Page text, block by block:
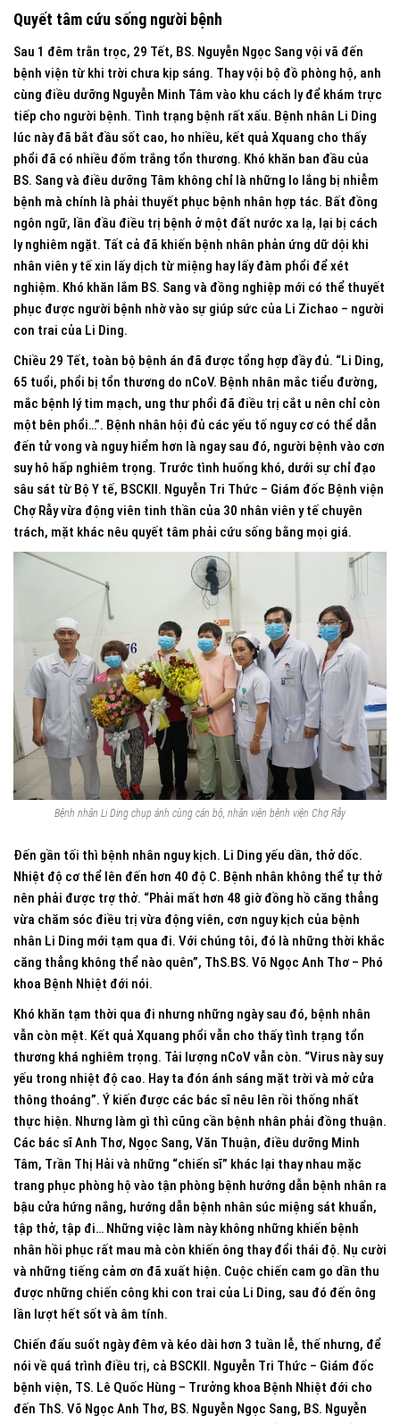
Quyết tâm cứu sống người bệnh
Sau 1 đêm trằn trọc, 29 Tết, BS. Nguyễn Ngọc Sang vội vã đến
bệnh viện từ khi trời chưa kịp sáng. Thay vội bộ đồ phòng hộ, anh
cùng điều dưỡng Nguyễn Minh Tâm vào khu cách ly để khám trực
tiếp cho người bệnh. Tình trạng bệnh rất xấu. Bệnh nhân Li Ding
lúc này đã bắt đầu sốt cao, ho nhiều, kết quả Xquang cho thấy
phổi đã có nhiều đốm trắng tổn thương. Khó khăn ban đầu của
BS. Sang và điều dưỡng Tâm không chỉ là những lo lắng bị nhiễm
bệnh mà chính là phải thuyết phục bệnh nhân hợp tác. Bất đồng
ngôn ngữ, lần đầu điều trị bệnh ở một đất nước xa lạ, lại bị cách
ly nghiêm ngặt. Tất cả đã khiến bệnh nhân phản ứng dữ dội khi
nhân viên y tế xin lấy dịch từ miệng hay lấy đàm phổi để xét
nghiệm. Khó khăn lắm BS. Sang và đồng nghiệp mới có thể thuyết
phục được người bệnh nhờ vào sự giúp sức của Li Zichao – người
con trai của Li Ding.
Chiều 29 Tết, toàn bộ bệnh án đã được tổng hợp đầy đủ. “Li Ding,
65 tuổi, phổi bị tổn thương do nCoV. Bệnh nhân mắc tiểu đường,
mắc bệnh lý tim mạch, ung thư phổi đã điều trị cắt u nên chỉ còn
một bên phổi…”. Bệnh nhân hội đủ các yếu tố nguy cơ có thể dẫn
đến tử vong và nguy hiểm hơn là ngay sau đó, người bệnh vào cơn
suy hô hấp nghiêm trọng. Trước tình huống khó, dưới sự chỉ đạo
sâu sát từ Bộ Y tế, BSCKII. Nguyễn Tri Thức – Giám đốc Bệnh viện
Chợ Rẫy vừa động viên tinh thần của 30 nhân viên y tế chuyên
trách, mặt khác nêu quyết tâm phải cứu sống bằng mọi giá.
Bệnh nhân Li Ding chụp ảnh cùng cán bộ, nhân viên bệnh viện Chợ Rẫy
Đến gần tối thì bệnh nhân nguy kịch. Li Ding yếu dần, thở dốc.
Nhiệt độ cơ thể lên đến hơn 40 độ C. Bệnh nhân không thể tự thở
nên phải được trợ thở. “Phải mất hơn 48 giờ đồng hồ căng thẳng
vừa chăm sóc điều trị vừa động viên, cơn nguy kịch của bệnh
nhân Li Ding mới tạm qua đi. Với chúng tôi, đó là những thời khắc
căng thẳng không thể nào quên”, ThS.BS. Võ Ngọc Anh Thơ – Phó
khoa Bệnh Nhiệt đới nói.
Khó khăn tạm thời qua đi nhưng những ngày sau đó, bệnh nhân
vẫn còn mệt. Kết quả Xquang phổi vẫn cho thấy tình trạng tổn
thương khá nghiêm trọng. Tải lượng nCoV vẫn còn. “Virus này suy
yếu trong nhiệt độ cao. Hay ta đón ánh sáng mặt trời và mở cửa
thông thoáng”. Ý kiến được các bác sĩ nêu lên rồi thống nhất
thực hiện. Nhưng làm gì thì cũng cần bệnh nhân phải đồng thuận.
Các bác sĩ Anh Thơ, Ngọc Sang, Văn Thuận, điều dưỡng Minh
Tâm, Trần Thị Hải và những “chiến sĩ” khác lại thay nhau mặc
trang phục phòng hộ vào tận phòng bệnh hướng dẫn bệnh nhân ra
bậu cửa hứng nắng, hướng dẫn bệnh nhân súc miệng sát khuẩn,
tập thở, tập đi… Những việc làm này không những khiến bệnh
nhân hồi phục rất mau mà còn khiến ông thay đổi thái độ. Nụ cười
và những tiếng cảm ơn đã xuất hiện. Cuộc chiến cam go dần thu
được những chiến công khi con trai của Li Ding, sau đó đến ông
lần lượt hết sốt và âm tính.
Chiến đấu suốt ngày đêm và kéo dài hơn 3 tuần lễ, thế nhưng, để
nói về quá trình điều trị, cả BSCKII. Nguyễn Tri Thức – Giám đốc
bệnh viện, TS. Lê Quốc Hùng – Trưởng khoa Bệnh Nhiệt đới cho
đến ThS. Võ Ngọc Anh Thơ, BS. Nguyễn Ngọc Sang, BS. Nguyễn